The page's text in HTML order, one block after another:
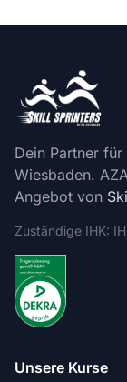
Dein Partner
Wiesbaden.
Angebot von
Zuständige IHK:
Unsere Kurse